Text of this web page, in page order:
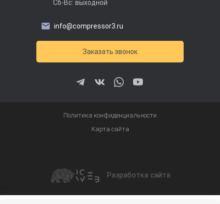
Сб-Вс: выходной
info@compressor3.ru
Заказать звонок
Политика конфиденциальности
Карта сайта
Разработка сайта